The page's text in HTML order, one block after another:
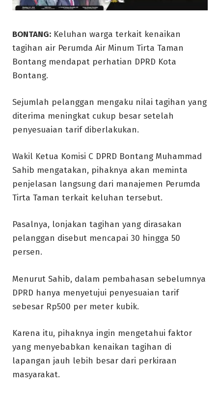
BONTANG: Keluhan warga terkait kenaikan
tagihan air Perumda Air Minum Tirta Taman
Bontang mendapat perhatian DPRD Kota
Bontang.
Sejumlah pelanggan mengaku nilai tagihan yang
diterima meningkat cukup besar setelah
penyesuaian tarif diberlakukan.
Wakil Ketua Komisi C DPRD Bontang Muhammad
Sahib mengatakan, pihaknya akan meminta
penjelasan langsung dari manajemen Perumda
Tirta Taman terkait keluhan tersebut.
Pasalnya, lonjakan tagihan yang dirasakan
pelanggan disebut mencapai 30 hingga 50
persen.
Menurut Sahib, dalam pembahasan sebelumnya
DPRD hanya menyetujui penyesuaian tarif
sebesar Rp500 per meter kubik.
Karena itu, pihaknya ingin mengetahui faktor
yang menyebabkan kenaikan tagihan di
lapangan jauh lebih besar dari perkiraan
masyarakat.